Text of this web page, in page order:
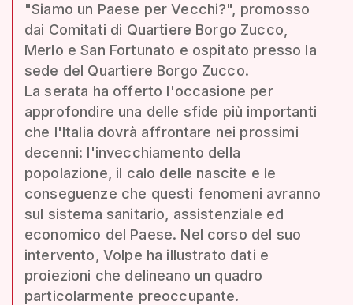
"Siamo un Paese per Vecchi?", promosso
dai Comitati di Quartiere Borgo Zucco,
Merlo e San Fortunato e ospitato presso la
sede del Quartiere Borgo Zucco.
La serata ha offerto l'occasione per
approfondire una delle sfide più importanti
che l'Italia dovrà affrontare nei prossimi
decenni: l'invecchiamento della
popolazione, il calo delle nascite e le
conseguenze che questi fenomeni avranno
sul sistema sanitario, assistenziale ed
economico del Paese. Nel corso del suo
intervento, Volpe ha illustrato dati e
proiezioni che delineano un quadro
particolarmente preoccupante.